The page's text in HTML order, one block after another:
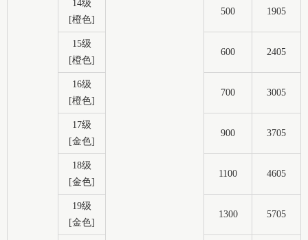
14级
[橙色]
500 1905
15级
[橙色]
600 2405
16级
[橙色]
700 3005
17级
[金色]
900 3705
18级
[金色]
1100 4605
19级
[金色]
1300 5705